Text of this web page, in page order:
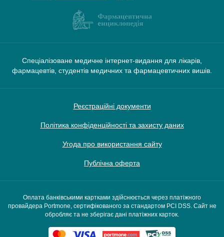
Спеціалізоване медичне інтернет-видання для лікарів,
фармацевтів, студентів медичних та фармацевтичних вишів.
Реєстраційні документи
Політика конфіденційності та захисту даних
Угода про використання сайту
Публічна оферта
Оплата банківськими картками здійснюється через платіжного
провайдера Portmone, сертифікованого за стандартом PCI DSS. Сайт не
обробляє та не зберігає дані платіжних карток.